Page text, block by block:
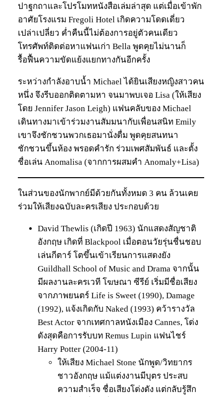
ปาฐกถาและโปรโมทหนังสือเล่มล่าสุด แต่เมื่อเข้าพัก
อาศัยโรงแรม Fregoli Hotel เกิดความโดดเดี่ยว
เปล่าเปลี่ยว ค่ำคืนนี้ไม่ต้องการอยู่ตัวคนเดียว
โทรศัพท์ติดต่อหาแฟนเก่า Bella พูดคุยไม่นานก็
รื้อฟื้นความขัดแย้งแยกทางกันอีกครั้ง
ระหว่างกำลังอาบน้ำ Michael ได้ยินเสียงหญิงสาวคน
หนึ่ง จึงรีบออกติดตามหา จนมาพบเจอ Lisa (ให้เสียง
โดย Jennifer Jason Leigh) แฟนคลับของ Michael
เดินทางมาเข้าร่วมงานสัมมนากับเพื่อนสนิท Emily
เขาจึงชักชวนพวกเธอมานั่งดื่ม พูดคุยสนทนา
ชักชวนขึ้นห้อง พรอดคำรัก ร่วมเพศสัมพันธ์ และตั้ง
ชื่อเล่น Anomalisa (จากการผสมคำ Anomaly+Lisa)
ในส่วนของนักพากย์มีด้วยกันทั้งหมด 3 คน ล้วนเคย
ร่วมให้เสียงฉบับละครเสียง ประกอบด้วย
David Thewlis (เกิดปี 1963) นักแสดงสัญชาติ
อังกฤษ เกิดที่ Blackpool เมื่อตอนวัยรุ่นชื่นชอบ
เล่นกีตาร์ โตขึ้นเข้าเรียนการแสดงยัง
Guildhall School of Music and Drama จากนั้น
มีผลงานละครเวที โฆษณา ซีรีย์ เริ่มมีชื่อเสียง
จากภาพยนตร์ Life is Sweet (1990), Damage
(1992), แจ้งเกิดกับ Naked (1993) คว้ารางวัล
Best Actor จากเทศกาลหนังเมือง Cannes, โด่ง
ดังสุดคือการรับบท Remus Lupin แฟนไชร์
Harry Potter (2004-11)
ให้เสียง Michael Stone นักพูด/วิทยากร
ชาวอังกฤษ แม้แต่งงานมีบุตร ประสบ
ความสำเร็จ ชื่อเสียงโด่งดัง แต่กลับรู้สึก